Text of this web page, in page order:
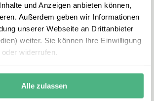
und Anzeigen anbieten können,
Außerdem geben wir Informationen
unserer Webseite an Drittanbieter
weiter. Sie können Ihre Einwilligung
widerrufen.
Alle zulassen
Montag – Freitag: